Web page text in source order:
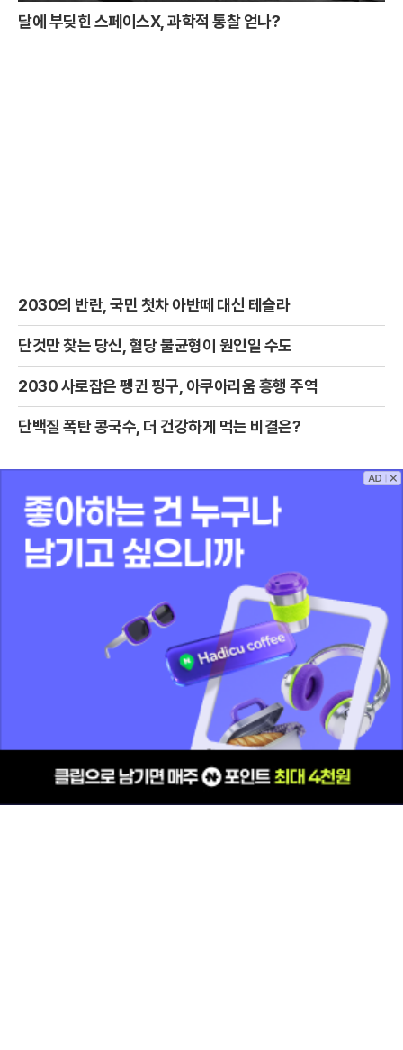
달에 부딪힌 스페이스X, 과학적 통찰 얻나?
2030의 반란, 국민 첫차 아반떼 대신 테슬라
단것만 찾는 당신, 혈당 불균형이 원인일 수도
2030 사로잡은 펭귄 핑구, 아쿠아리움 흥행 주역
단백질 폭탄 콩국수, 더 건강하게 먹는 비결은?